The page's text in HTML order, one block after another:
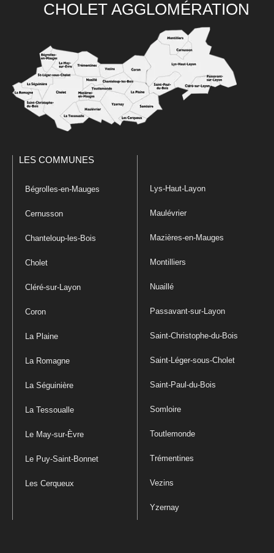
CHOLET AGGLOMÉRATION
LES COMMUNES
Bégrolles-en-Mauges
Cernusson
Chanteloup-les-Bois
Cholet
Cléré-sur-Layon
Coron
La Plaine
La Romagne
La Séguinière
La Tessoualle
Le May-sur-Èvre
Le Puy-Saint-Bonnet
Les Cerqueux
Lys-Haut-Layon
Maulévrier
Mazières-en-Mauges
Montilliers
Nuaillé
Passavant-sur-Layon
Saint-Christophe-du-Bois
Saint-Léger-sous-Cholet
Saint-Paul-du-Bois
Somloire
Toutlemonde
Trémentines
Vezins
Yzernay